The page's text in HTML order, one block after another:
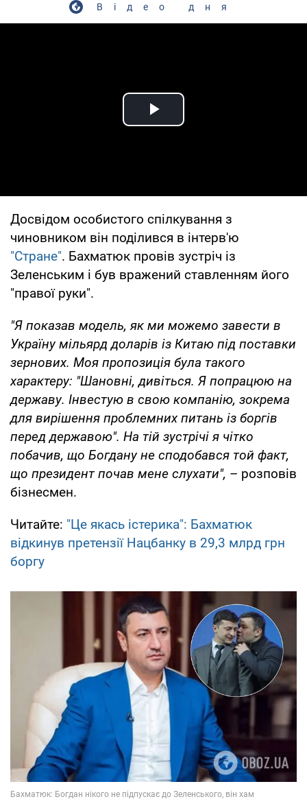
Відео дня
Play Video
Досвідом особистого спілкування з
чиновником він поділився в інтерв'ю
"Стране". Бахматюк провів зустріч із
Зеленським і був вражений ставленням його
"правої руки".
"Я показав модель, як ми можемо завести в
Україну мільярд доларів із Китаю під поставки
зернових. Моя пропозиція була такого
характеру: "Шановні, дивіться. Я попрацюю на
державу. Інвестую в свою компанію, зокрема
для вирішення проблемних питань із боргів
перед державою". На тій зустрічі я чітко
побачив, що Богдану не сподобався той факт,
що президент почав мене слухати", – розповів
бізнесмен.
Читайте: "Це якась істерика": Бахматюк
відкинув претензії Нацбанку в 29,3 млрд грн
боргу